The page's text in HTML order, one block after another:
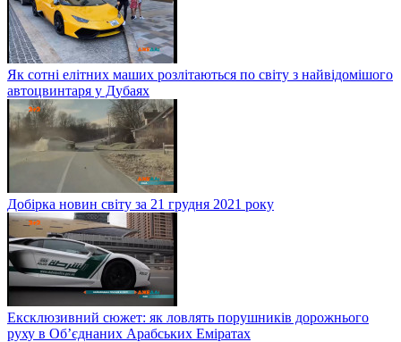
Як сотні елітних маших розлітаються по світу з найвідомішого
автоцвинтаря у Дубаях
Добірка новин світу за 21 грудня 2021 року
Ексклюзивний сюжет: як ловлять порушників дорожнього
руху в Об’єднаних Арабських Еміратах